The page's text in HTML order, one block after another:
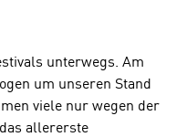
unterwegs. Am
um unseren Stand
viele nur wegen der
allererste